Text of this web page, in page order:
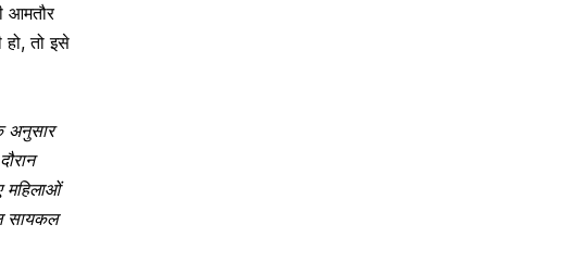
आमतौर
तो इसे
अनुसार
महिलाओं
सायकल